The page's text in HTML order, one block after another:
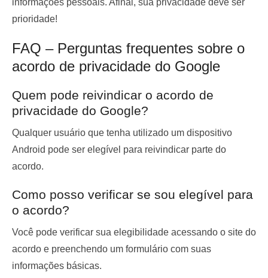
prioridade!
FAQ – Perguntas frequentes sobre o
acordo de privacidade do Google
Quem pode reivindicar o acordo de
privacidade do Google?
Qualquer usuário que tenha utilizado um dispositivo
Android pode ser elegível para reivindicar parte do
acordo.
Como posso verificar se sou elegível para
o acordo?
Você pode verificar sua elegibilidade acessando o site do
acordo e preenchendo um formulário com suas
informações básicas.